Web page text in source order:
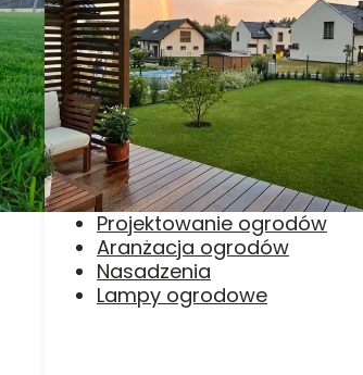
Projektowanie ogrodów
Aranżacja ogrodów
Nasadzenia
Lampy ogrodowe